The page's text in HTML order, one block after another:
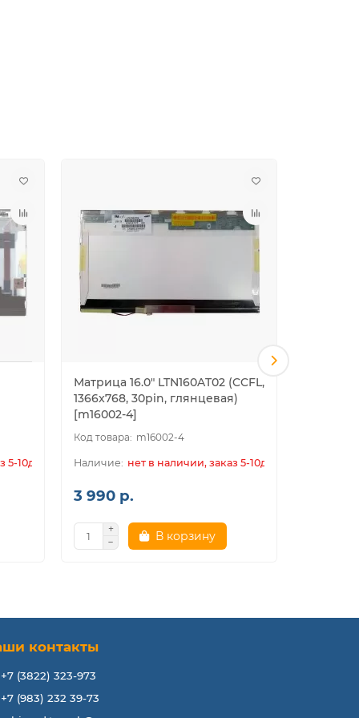
5-10дн.
Матрица 16.0" LTN160AT02 (CCFL,
1366x768, 30pin, глянцевая)
[m16002-4]
m16002-4
нет в наличии, заказ 5-10дн.
3 990 р.
В корзину
контакты
+7 (3822) 323-973
+7 (983) 232 39-73